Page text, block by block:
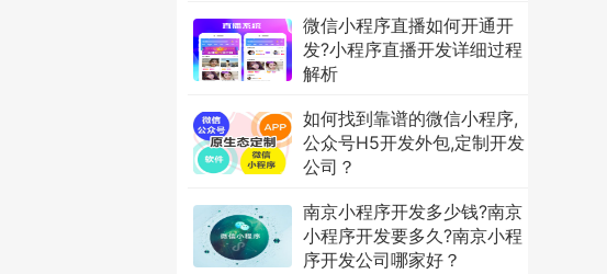
微信小程序直播如何开通开
发?小程序直播开发详细过程
解析
如何找到靠谱的微信小程序,
公众号H5开发外包,定制开发
公司？
南京小程序开发多少钱?南京
小程序开发要多久?南京小程
序开发公司哪家好？